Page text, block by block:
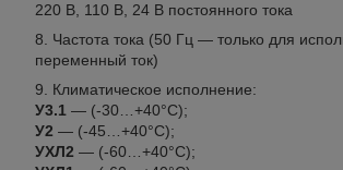
220 В, 110 В, 24 В постоянного тока
Частота тока (50 Гц — только для
переменный ток)
Климатическое исполнение:
У3.1 — (-30…+40°С);
У2 — (-45…+40°С);
УХЛ2 — (-60…+40°С);